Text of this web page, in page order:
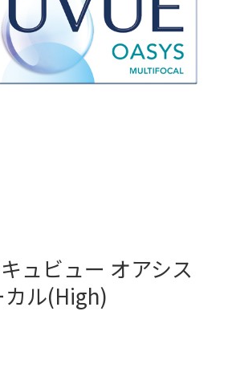
ュビュー オアシス
ル(High)